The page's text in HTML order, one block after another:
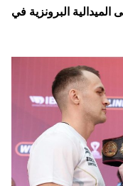
البرونزية في